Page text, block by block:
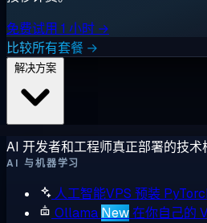
免费试用 1 小时 →
比较所有套餐 →
AI 开发者和工程师真正部署的技术
AI 与机器学习
人工智能VPS 预装
Ollama New在你自己的